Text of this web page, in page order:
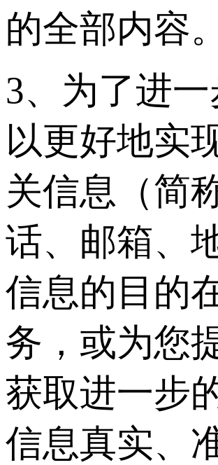
的全部内容。
3、为了进
以更好地实
关信息（简
话、邮箱、
信息的目的
务，或为您
获取进一步
信息真实、